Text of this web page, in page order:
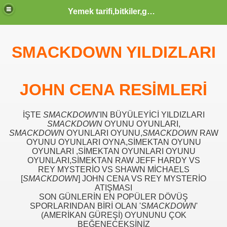
Yemek tarifi,bitkiler,güzellik sağlık,burçlar,sözler
SMACKDOWN YILDIZLARI
JOHN CENA RESİMLERİ
İŞTE SMACKDOWN'IN BÜYÜLEYİCİ YILDIZLARI
SMACKDOWNOYUNU OYUNLARI,
SMACKDOWNOYUNLARI OYUNU,SMACKDOWNRAW
OYUNU OYUNLARI OYNA,SİMEKTAN OYUNU
OYUNLARI ,SİMEKTAN OYUNLARI OYUNU
OYUNLARI,SİMEKTAN RAW JEFF HARDY VS
REY MYSTERİO VS SHAWN MİCHAELS
[SMACKDOWN] JOHN CENA VS REY MYSTERİO
ATIŞMASI
SON GÜNLERİN EN POPÜLER DÖVÜŞ
SPORLARINDAN BİRİ OLAN 'SMACKDOWN'
(AMERİKAN GÜREŞİ) OYUNUNU ÇOK
BEĞENECEKSİNİZ
HTML KODLARI CSS KODLARI MENUSU
YAZILAR KOMIK FIKRALAR KARIKATUR
VE TARIHI VIDEOLAR SAYFASI KLIPLER IZLE
EN YENİ KLİPLER, TÜRKÇE POP KLİPLER,